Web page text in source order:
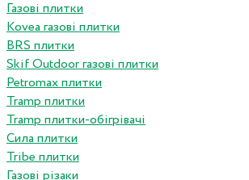
Газові плитки
Kovea газові плитки
BRS плитки
Skif Outdoor газові плитки
Petromax плитки
Tramp плитки
Tramp плитки-обігрівачі
Сила плитки
Tribe плитки
Газові різаки